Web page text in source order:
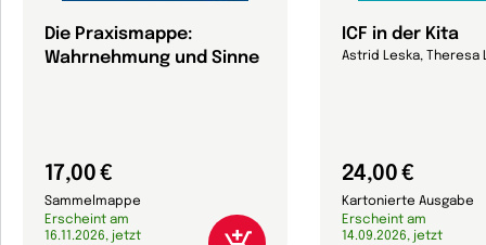
Die Praxismappe:
Wahrnehmung und Sinne
17,00 €
Sammelmappe
Erscheint am
16.11.2026, jetzt
ICF in der Kita
Astrid Leska, Theresa
24,00 €
Kartonierte Ausgabe
Erscheint am
14.09.2026, jetzt